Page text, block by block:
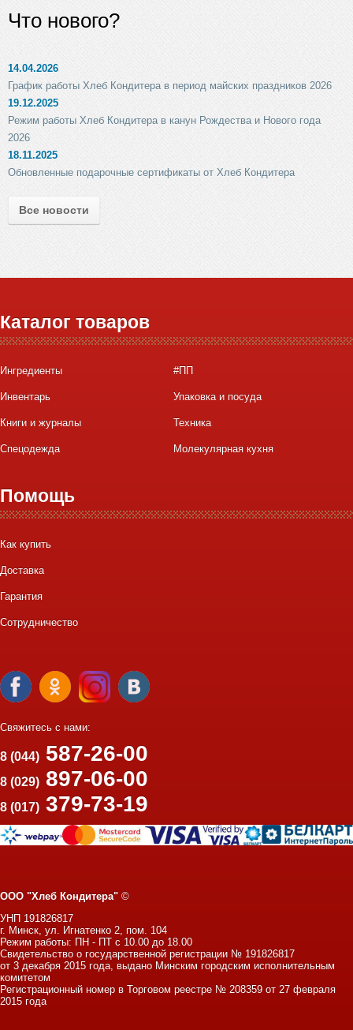
Что нового?
14.04.2026
График работы Хлеб Кондитера в период майских праздников 2026
19.12.2025
Режим работы Хлеб Кондитера в канун Рождества и Нового года
2026
18.11.2025
Обновленные подарочные сертификаты от Хлеб Кондитера
Все новости
Каталог товаров
Ингредиенты #ПП
Инвентарь Упаковка и посуда
Книги и журналы Техника
Спецодежда Молекулярная кухня
Помощь
Как купить
Доставка
Гарантия
Сотрудничество
Свяжитесь с нами:
8 (044) 587-26-00
8 (029) 897-06-00
8 (017) 379-73-19
ООО "Хлеб Кондитера" ©
УНП 191826817
г. Минск, ул. Игнатенко 2, пом. 104
Режим работы: ПН - ПТ с 10.00 до 18.00
Свидетельство о государственной регистрации № 191826817
от 3 декабря 2015 года, выдано Минским городским исполнительным
комитетом
Регистрационный номер в Торговом реестре № 208359 от 27 февраля
2015 года